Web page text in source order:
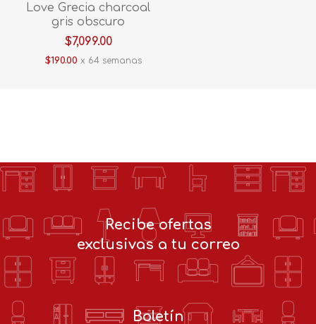
Love Grecia charcoal
gris obscuro
$7,099.00
$190.00 x 64 semanas
Recibe ofertas
exclusivas a tu correo
Boletín